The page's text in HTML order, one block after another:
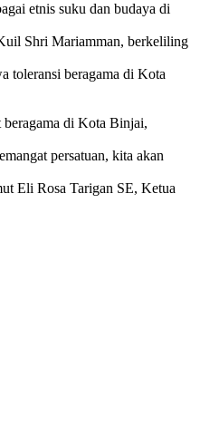
etnis suku dan budaya di
Shri Mariamman, berkeliling
toleransi beragama di Kota
beragama di Kota Binjai,
persatuan, kita akan
Eli Rosa Tarigan SE, Ketua